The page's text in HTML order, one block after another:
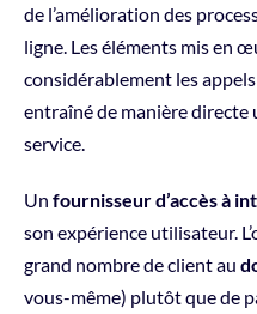
de l’amélioration des
ligne. Les éléments mis en
considérablement les
entraîné de manière directe
service.
Un fournisseur d’accès à
son expérience utilisateur.
grand nombre de client au
vous-même) plutôt que de